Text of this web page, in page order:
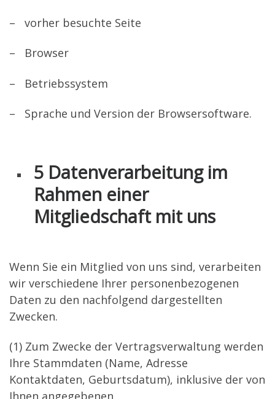
– vorher besuchte Seite
– Browser
– Betriebssystem
– Sprache und Version der Browsersoftware.
5 Datenverarbeitung im
Rahmen einer
Mitgliedschaft mit uns
Wenn Sie ein Mitglied von uns sind, verarbeiten
wir verschiedene Ihrer personenbezogenen
Daten zu den nachfolgend dargestellten
Zwecken.
(1) Zum Zwecke der Vertragsverwaltung werden
Ihre Stammdaten (Name, Adresse
Kontaktdaten, Geburtsdatum), inklusive der von
Ihnen angegebenen